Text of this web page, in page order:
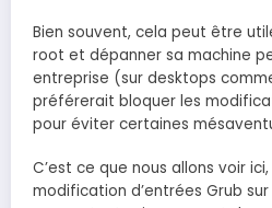
Bien souvent, cela peut être
root et dépanner sa machine
entreprise (sur desktops
préférerait bloquer les
pour éviter certaines
C’est ce que nous allons voir
modification d’entrées Grub